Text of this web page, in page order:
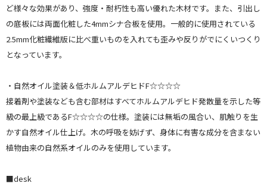
ど様々な効果があり、強度・耐朽性も高い優れた木材です。また、引出し
の底板には両面化粧した4mmシナ合板を使用。一般的に使用されている
2.5mm化粧繊維版に比べ重いものを入れても歪みや反りがでにくいつくり
となっています。
・自然オイル塗装＆低ホルムアルデヒドF☆☆☆☆
接着剤や塗装なども含む部材はすべてホルムアルデヒド発散量を示した等
級の最上級であるF☆☆☆☆の仕様。塗装には無垢の風合い、肌触りを生
かす自然オイル仕上げ。木の呼吸を妨げず、身体に有害な成分を含まない
植物由来の自然系オイルのみを使用しています。
■desk